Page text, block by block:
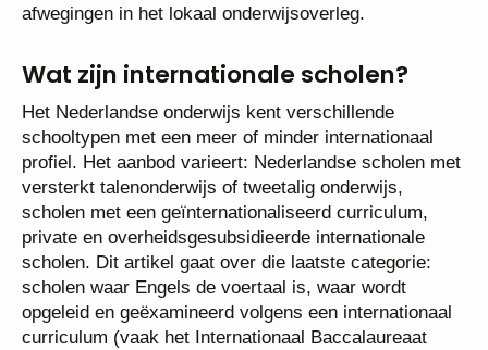
afwegingen in het lokaal onderwijsoverleg.
Wat zijn internationale scholen?
Het Nederlandse onderwijs kent verschillende
schooltypen met een meer of minder internationaal
profiel. Het aanbod varieert: Nederlandse scholen met
versterkt talenonderwijs of tweetalig onderwijs,
scholen met een geïnternationaliseerd curriculum,
private en overheidsgesubsidieerde internationale
scholen. Dit artikel gaat over die laatste categorie:
scholen waar Engels de voertaal is, waar wordt
opgeleid en geëxamineerd volgens een internationaal
curriculum (vaak het Internationaal Baccalaureaat